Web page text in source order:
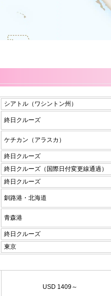
シアトル（ワシントン州）
終日クルーズ
ケチカン（アラスカ）
終日クルーズ
終日クルーズ（国際日付変更線通過）
終日クルーズ
釧路港・北海道
青森港
終日クルーズ
東京
USD 1409～